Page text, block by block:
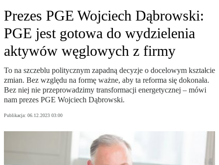
Prezes PGE Wojciech Dąbrowski:
PGE jest gotowa do wydzielenia
aktywów węglowych z firmy
To na szczeblu politycznym zapadną decyzje o docelowym kształcie
zmian. Bez względu na formę ważne, aby ta reforma się dokonała.
Bez niej nie przeprowadzimy transformacji energetycznej – mówi
nam prezes PGE Wojciech Dąbrowski.
Publikacja: 06.12.2023 03:00